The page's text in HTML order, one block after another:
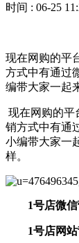
时间 : 06-25
现在网购的平
方式中有通过
编带大家一起
现在网购的平
销方式中有通
小编带大家一
样。
1号店微信
1号店网站